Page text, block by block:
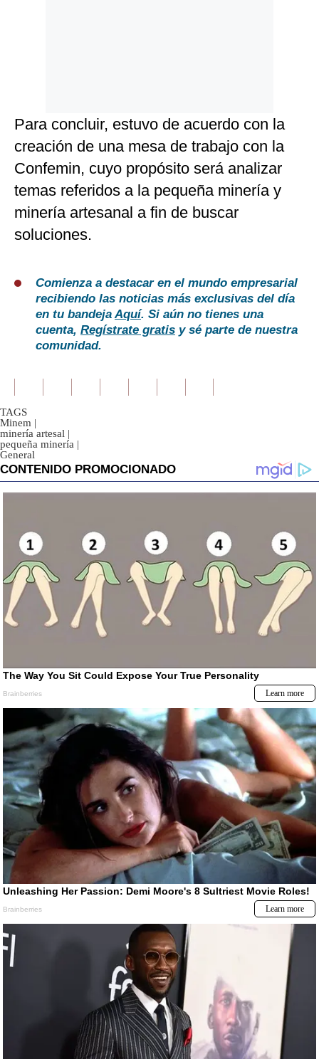
Para concluir, estuvo de acuerdo con la
creación de una mesa de trabajo con la
Confemin, cuyo propósito será analizar
temas referidos a la pequeña minería y
minería artesanal a fin de buscar
soluciones.
Comienza a destacar en el mundo empresarial
recibiendo las noticias más exclusivas del día
en tu bandejaAquí. Si aún no tienes una
cuenta, Regístrate gratis y sé parte de nuestra
comunidad.
TAGS
Minem |
minería artesal |
pequeña minería |
General